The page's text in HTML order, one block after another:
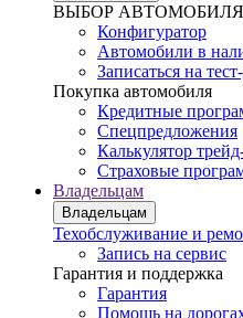
ВЫБОР АВТОМОБИЛЯ
Конфигуратор
Автомобили в
Записаться на
Покупка автомобиля
Кредитные
Спецпредложения
Калькулятор
Страховые
Владельцам
Владельцам
Техобслуживание и
Запись на сервис
Гарантия и поддержка
Гарантия
Помощь на